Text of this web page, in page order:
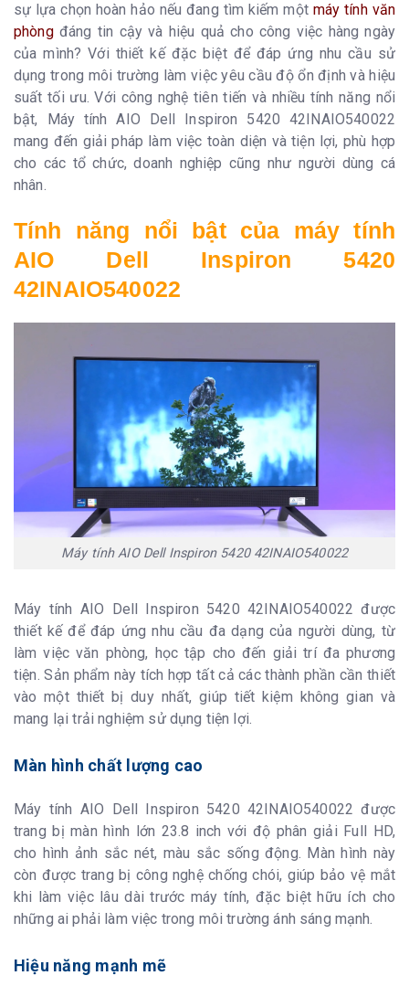
sự lựa chọn hoàn hảo nếu đang tìm kiếm một máy tính văn
phòngđáng tin cậy và hiệu quả cho công việc hàng ngày
của mình? Với thiết kế đặc biệt để đáp ứng nhu cầu sử
dụng trong môi trường làm việc yêu cầu độ ổn định và hiệu
suất tối ưu. Với công nghệ tiên tiến và nhiều tính năng nổi
bật, Máy tính AIO Dell Inspiron 5420 42INAIO540022
mang đến giải pháp làm việc toàn diện và tiện lợi, phù hợp
cho các tổ chức, doanh nghiệp cũng như người dùng cá
nhân.
Tính năng nổi bật của máy tính
AIO Dell Inspiron 5420
42INAIO540022
Máy tính AIO Dell Inspiron 5420 42INAIO540022
Máy tính AIO Dell Inspiron 5420 42INAIO540022 được
thiết kế để đáp ứng nhu cầu đa dạng của người dùng, từ
làm việc văn phòng, học tập cho đến giải trí đa phương
tiện. Sản phẩm này tích hợp tất cả các thành phần cần thiết
vào một thiết bị duy nhất, giúp tiết kiệm không gian và
mang lại trải nghiệm sử dụng tiện lợi.
Màn hình chất lượng cao
Máy tính AIO Dell Inspiron 5420 42INAIO540022 được
trang bị màn hình lớn 23.8 inch với độ phân giải Full HD,
cho hình ảnh sắc nét, màu sắc sống động. Màn hình này
còn được trang bị công nghệ chống chói, giúp bảo vệ mắt
khi làm việc lâu dài trước máy tính, đặc biệt hữu ích cho
những ai phải làm việc trong môi trường ánh sáng mạnh.
Hiệu năng mạnh mẽ